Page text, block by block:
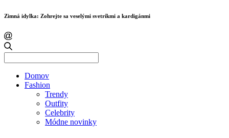
Zimná idylka: Zohrejte sa veselými svetríkmi a kardigánmi
for:
Domov
Fashion
Trendy
Outfity
Celebrity
Módne novinky